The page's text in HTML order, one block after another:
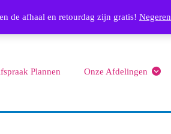
de afhaal en retourdag zijn gratis! Negeren
info@feest4you.nl Email 0636569249
Plannen Onze Afdelingen